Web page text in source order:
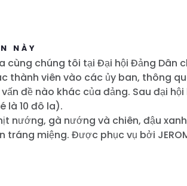
NÀY
cùng chúng tôi tại Đại hội Đảng Dân
thành viên vào các ủy ban, thông
đề nào khác của đảng. Sau đại
là 10 đô la).
nướng, gà nướng và chiên, đậu
tráng miệng. Được phục vụ bởi